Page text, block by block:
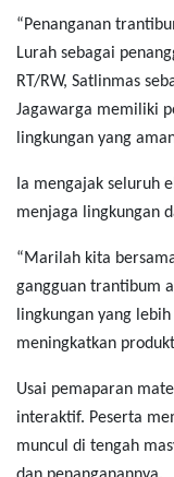
“Penanganan
Lurah sebagai
RT/RW, Satlinmas
Jagawarga memiliki
lingkungan yang
Ia mengajak seluruh
menjaga lingkungan
“Marilah kita
gangguan trantibum
lingkungan yang
meningkatkan
Usai pemaparan
interaktif. Peserta
muncul di tengah